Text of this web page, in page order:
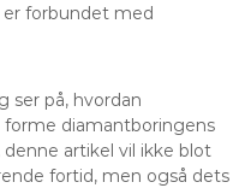
forbundet med
ser på, hvordan
diamantboringens
denne artikel vil ikke blot
fortid, men også dets